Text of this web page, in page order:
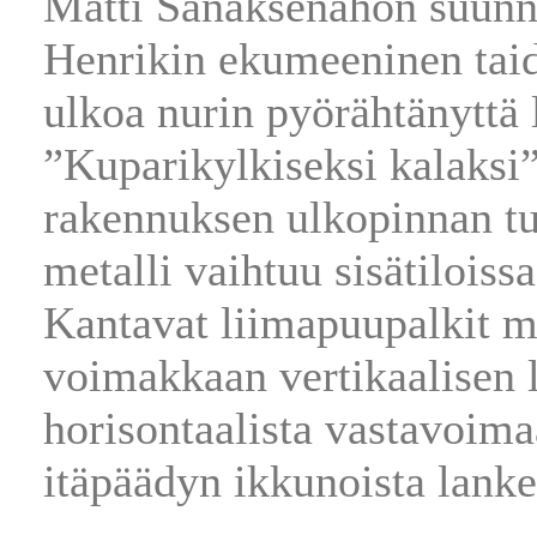
Henrikin ekumeeninen
ulkoa nurin pyörähtänyttä
”Kuparikylkiseksi
rakennuksen ulkopinnan
metalli vaihtuu
Kantavat liimapuupalkit
voimakkaan
horisontaalista
itäpäädyn ikkunoista